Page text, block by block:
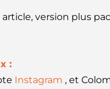
version plus
:
Instagram , et